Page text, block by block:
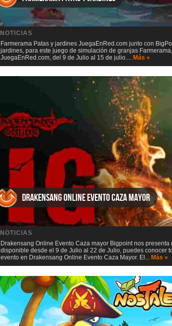
NOTICIAS
Farmerama Patas y jardines JuegaEnRed.com junto con
jardines, para este juego de simulación de granjas
JuegaEnRed.com, del 9 de Julio al 15 de julio.... Más »
Drakensang Online Evento Caza mayor
NOTICIAS
Drakensang Online Evento Caza mayor Bigpoint nos
disponible desde el 9 de Julio al 22 de Julio, puedes conocer
evento en Drakensang Online Evento Caza Mayor. El... Más »